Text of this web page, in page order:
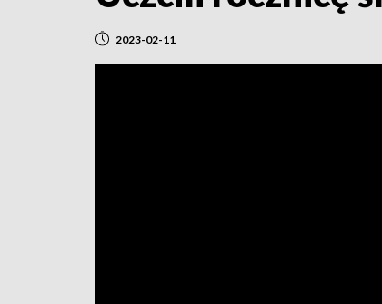
2023-02-11